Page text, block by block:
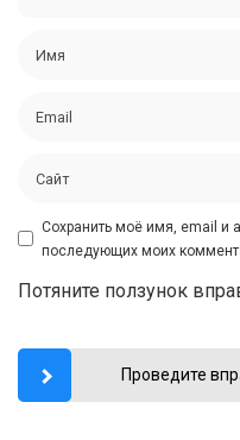
Сохранить моё имя, email и
последующих моих
Потяните ползунок
Проведите